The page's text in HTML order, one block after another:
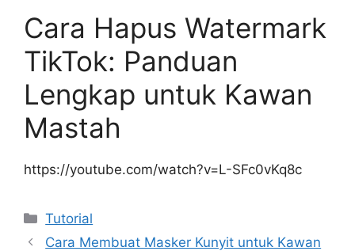
Cara Hapus Watermark
TikTok: Panduan
Lengkap untuk Kawan
Mastah
https://youtube.com/watch?v=L-SFc0vKq8c
Kategori
Tutorial
Cara Membuat Masker Kunyit untuk Kawan